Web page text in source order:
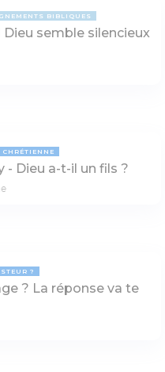
BIBLIQUES
semble silencieux
CHRÉTIENNE
- Dieu a-t-il un fils ?
?
? La réponse va te